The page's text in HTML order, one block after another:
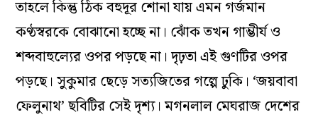
তাহলে কিন্তু ঠিক বহুদূর শোনা যায় এমন গর্জমান
কণ্ঠস্বরকে বোঝানো হচ্ছে না। ঝোঁক তখন গাম্ভীর্য ও
শব্দবাহুল্যের ওপর পড়ছে না। দৃঢ়তা এই গুণটির ওপর
পড়ছে। সুকুমার ছেড়ে সত্যজিতের গল্পে ঢুকি। ‘জয়বাবা
ফেলুনাথ’ ছবিটির সেই দৃশ্য। মগনলাল মেঘরাজ দেশের